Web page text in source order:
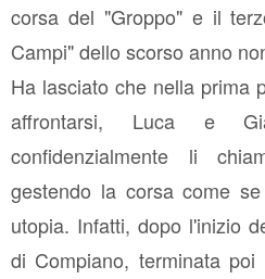
corsa del "Groppo" e il
Campi" dello scorso anno
Ha lasciato che nella prima
affrontarsi, Luca e
confidenzialmente li
gestendo la corsa come
utopia. Infatti, dopo l'inizio
di Compiano, terminata